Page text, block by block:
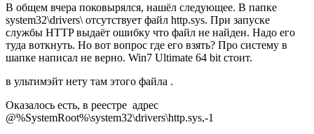
В общем вчера поковырялся, нашёл следующее. В папке
system32\drivers\ отсутствует файл http.sys. При запуске
службы HTTP выдаёт ошибку что файл не найден. Надо его
туда воткнуть. Но вот вопрос где его взять? Про систему в
шапке написал не верно. Win7 Ultimate 64 bit стоит.
в ультимэйт нету там этого файла .
Оказалось есть, в реестре адрес
@%SystemRoot%\system32\drivers\http.sys,-1